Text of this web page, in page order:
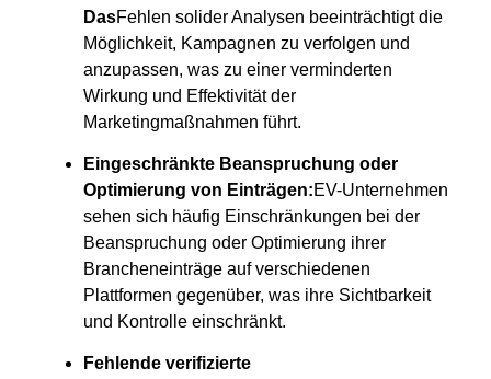
DasFehlen solider Analysen beeinträchtigt die
Möglichkeit, Kampagnen zu verfolgen und
anzupassen, was zu einer verminderten
Wirkung und Effektivität der
Marketingmaßnahmen führt.
Eingeschränkte Beanspruchung oder
Optimierung von Einträgen:EV-Unternehmen
sehen sich häufig Einschränkungen bei der
Beanspruchung oder Optimierung ihrer
Brancheneinträge auf verschiedenen
Plattformen gegenüber, was ihre Sichtbarkeit
und Kontrolle einschränkt.
Fehlende verifizierte